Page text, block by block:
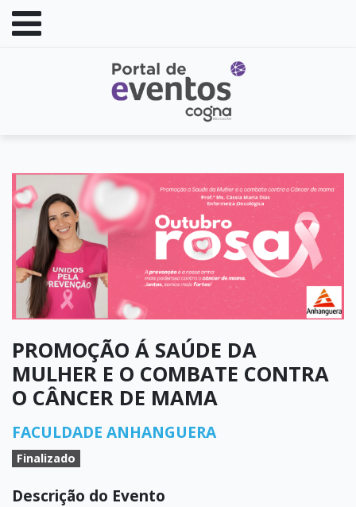
PROMOÇÃO Á SAÚDE DA
MULHER E O COMBATE CONTRA
O CÂNCER DE MAMA
FACULDADE ANHANGUERA
Finalizado
Descrição do Evento